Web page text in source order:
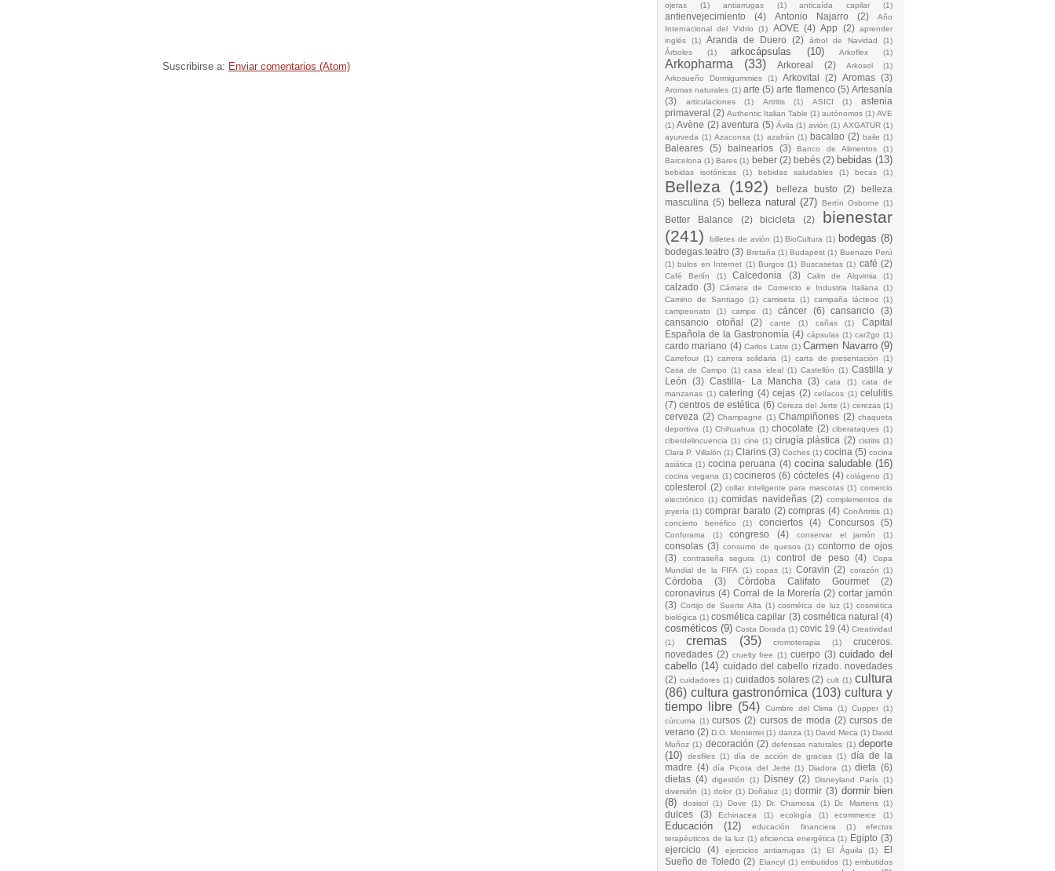
Suscribirse a: Enviar comentarios (Atom)
ojeras
(1) antiarrugas (1) anticaída capilar (1)
antienvejecimiento (4) Antonio Najarro (2)
Año
Internacional del Vidrio
(1) AOVE (4) App (2) aprender
inglés
(1) Aranda de Duero (2) árbol de Navidad
(1)
Árboles
(1) arkocápsulas (10) Arkoflex (1)
Arkopharma (33) Arkoreal (2) Arkosol
(1)
Arkosueño Dormigummies
(1) Arkovital (2) Aromas (3)
Aromas naturales (1) arte (5) arte flamenco (5) Artesanía
(3)
articulaciones (1) Artritis (1) ASICI (1)
astenia
primaveral (2) Authentic Italian Table (1) autónomos (1) AVE
(1) Avène (2) aventura (5) Ávila (1) avión (1) AXGATUR (1)
ayurveda (1) Azaconsa (1) azafrán (1) bacalao (2) baile (1)
Baleares (5) balnearios (3) Banco de Alimentos
(1)
Barcelona (1) Bares (1) beber (2) bebés (2) bebidas (13)
bebidas isotónicas (1) bebidas saludables (1) becas (1)
Belleza (192) belleza busto (2)
belleza
masculina (5) belleza natural (27) Bertín Osborne (1)
Better Balance (2) bicicleta (2)
bienestar
(241)
billetes de avión (1) BioCultura (1) bodegas (8)
bodegas.teatro (3) Bretaña (1) Budapest (1) Buenazo Perú
(1) bulos en Internet (1) Burgos (1) Buscasetas (1) café (2)
Café Berlín (1) Calcedonia (3) Calm de Alqvimia (1)
calzado (3) Cámara de Comercio e Industria Italiana (1)
Camino de Santiago
(1) camiseta (1) campaña lácteos (1)
campeonato
(1) campo (1) cáncer (6) cansancio
(3)
cansancio otoñal
(2) cante (1) cañas (1)
Capital
Española de la Gastronomía (4) cápsulas (1) car2go (1)
cardo mariano (4) Carlos Latre (1) Carmen Navarro (9)
Carrefour (1) carrera solidaria (1) carta de presentación
(1)
Casa de Campo (1) casa ideal (1) Castellón (1) Castilla y
León
(3) Castilla- La Mancha (3) cata (1)
cata de
manzanas (1) catering (4) cejas (2) celíacos (1) celulitis
(7) centros de estética (6) Cereza del Jerte (1) cerezas (1)
cerveza (2) Champagne (1) Champiñones (2) chaqueta
deportiva (1) Chihuahua (1) chocolate (2) ciberataques (1)
ciberdelincuencia (1) cine (1) cirugía plástica (2) cistitis (1)
Clara P. Villalón (1) Clarins (3) Coches (1) cocina (5) cocina
asiática (1) cocina peruana (4) cocina saludable (16)
cocina vegana (1) cocineros (6) cócteles (4) colágeno (1)
colesterol (2) collar inteligente para mascotas (1) comercio
electrónico (1) comidas navideñas (2) complementos de
joyería (1) comprar barato (2) compras (4) ConArtritis (1)
concierto benéfico
(1) conciertos (4) Concursos (5)
Conforama (1) congreso (4) conservar el jamón (1)
consolas (3) consumo de quesos (1) contorno de ojos
(3)
contraseña segura (1) control de peso (4)
Copa
Mundial de la FIFA (1) copas (1) Coravin (2) corazón (1)
Córdoba (3) Córdoba Califato Gourmet
(2)
coronavirus (4) Corral de la Morería (2) cortar jamón
(3) Cortijo de Suerte Alta (1) cosmétca de luz (1) cosmética
biológica (1) cosmética capilar (3) cosmética natural (4)
cosméticos (9) Costa Dorada (1) covic 19 (4) Creatividad
(1)
cremas (35) cromoterapia (1)
cruceros.
novedades (2) cruelty free (1) cuerpo (3) cuidado del
cabello (14) cuidado del cabello rizado. novedades
(2) cuidadores (1) cuidados solares (2) cult (1) cultura
(86) cultura gastronómica (103) cultura y
tiempo libre (54) Cumbre del Clima (1) Cupper (1)
cúrcuma (1) cursos (2) cursos de moda (2) cursos de
verano (2) D.O. Monterrei (1) danza (1) David Meca (1) David
Muñoz (1) decoración (2) defensas naturales (1) deporte
(10)
desfiles (1) día de acción de gracias (1) día de la
madre (4) día Picota del Jerte (1) Diadora (1) dieta (6)
dietas (4) digestión (1) Disney (2) Disneyland París (1)
diversión (1) dolor (1) Doñaluz (1) dormir (3) dormir bien
(8)
dosisol (1) Dove (1) Dr. Chamosa (1) Dr. Martens (1)
dulces (3) Echinacea (1) ecología (1) ecommerce (1)
Educación (12) educación financiera (1)
efectos
terapéuticos de la luz (1) eficiencia energética (1) Egipto (3)
ejercicio
(4) ejercicios antiarrugas (1) El Águila (1)
El
Sueño de Toledo (2) Elancyl (1) embutidos (1) embutidos